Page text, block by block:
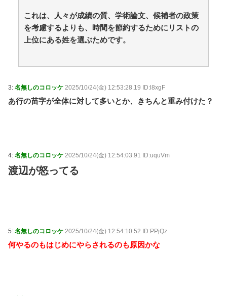
これは、人々が成績の質、学術論文、候補者の政策
を考慮するよりも、時間を節約するためにリストの
上位にある姓を選ぶためです。
3: 名無しのコロッケ 2025/10/24(金) 12:53:28.19 ID:l8xgF
あ行の苗字が全体に対して多いとか、きちんと重み付けた？
4: 名無しのコロッケ 2025/10/24(金) 12:54:03.91 ID:uquVm
渡辺が怒ってる
5: 名無しのコロッケ 2025/10/24(金) 12:54:10.52 ID:PPjQz
何やるのもはじめにやらされるのも原因かな